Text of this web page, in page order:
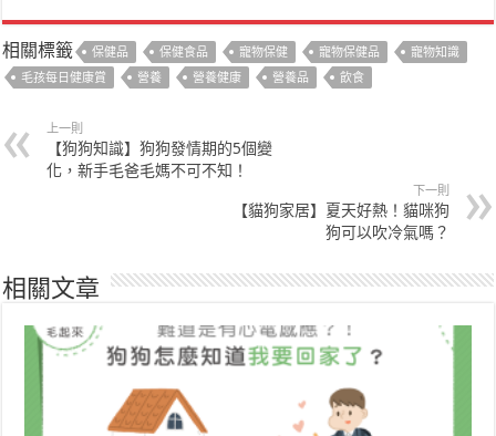
相關標籤 保健品 保健食品 寵物保健 寵物保健品
寵物知識
毛孩每日健康賞
營養 營養健康 營養品 飲食
上一則
【狗狗知識】狗狗發情期的5個變
化，新手毛爸毛媽不可不知！
下一則
【貓狗家居】夏天好熱！貓咪狗
狗可以吹冷氣嗎？
相關文章